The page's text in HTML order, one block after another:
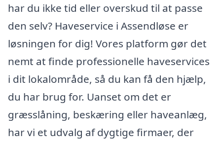
har du ikke tid eller overskud til at passe
den selv? Haveservice i Assendløse er
løsningen for dig! Vores platform gør det
nemt at finde professionelle haveservices
i dit lokalområde, så du kan få den hjælp,
du har brug for. Uanset om det er
græsslåning, beskæring eller haveanlæg,
har vi et udvalg af dygtige firmaer, der